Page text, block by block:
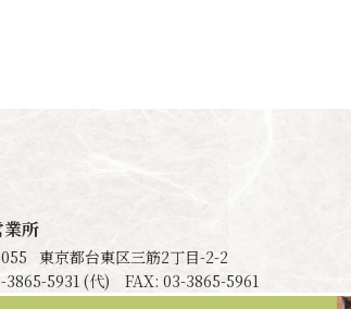
業所
東京都台東区三筋2丁目-2-2
3865-5931 (代) FAX: 03-3865-5961